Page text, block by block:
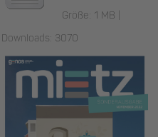
Größe: 1 MB |
Downloads: 3070